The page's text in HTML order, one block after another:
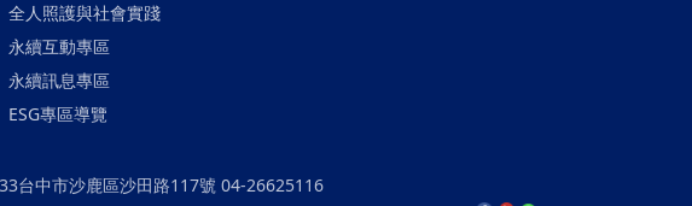
全人照護與社會實踐
永續互動專區
永續訊息專區
ESG專區導覽
台中市沙鹿區沙田路117號 04-26625116